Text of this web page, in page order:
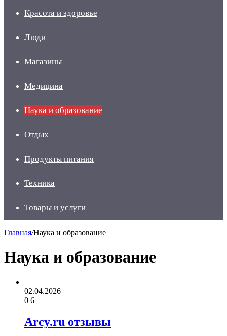
Красота и здоровье
Люди
Магазины
Медицина
Наука и образование
Отдых
Продукты питания
Техника
Товары и услуги
Главная/Наука и образование
Наука и образование
02.04.2026
0 6
Arcy.ru отзывы